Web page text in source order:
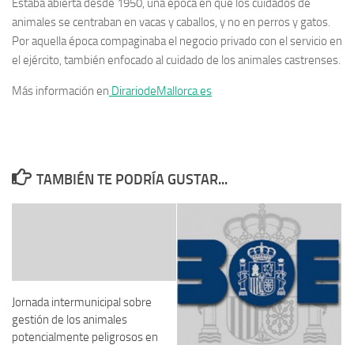
Estaba abierta desde 1950, una época en que los cuidados de
animales se centraban en vacas y caballos, y no en perros y gatos.
Por aquella época compaginaba el negocio privado con el servicio en
el ejército, también enfocado al cuidado de los animales castrenses.
Más información en DirariodeMallorca.es
TAMBIÉN TE PODRÍA GUSTAR...
Jornada intermunicipal sobre
gestión de los animales
potencialmente peligrosos en